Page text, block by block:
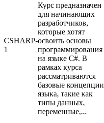
CSHARP-
1
Курс предназначен
для начинающих
разработчиков,
которые хотят
освоить основы
программирования
на языке C#. В
рамках курса
рассматриваются
базовые концепции
языка, такие как
типы данных,
переменные,...